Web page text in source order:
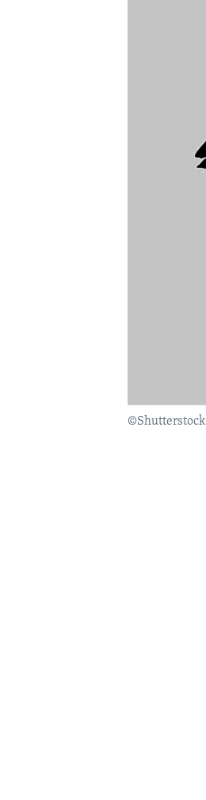
©Shutterstock